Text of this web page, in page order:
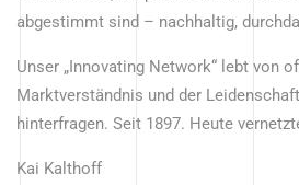
abgestimmt sind – nachhaltig,
Unser „Innovating Network“ lebt von
Marktverständnis und der
hinterfragen. Seit 1897. Heute
Kai Kalthoff